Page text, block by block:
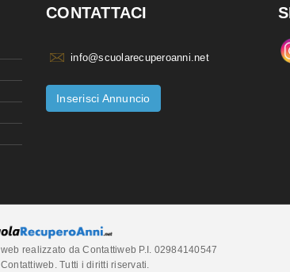
CONTATTACI
info@scuolarecuperoanni.net
Inserisci Annuncio
realizzato da Contattiweb P.I. 02984140547
Tutti i diritti riservati.